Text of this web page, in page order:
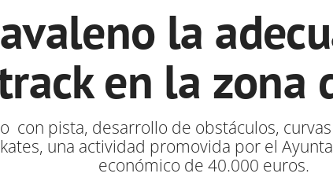
la
en la zona
con pista, desarrollo de obstáculos,
una actividad promovida por el
económico de 40.000 euros.